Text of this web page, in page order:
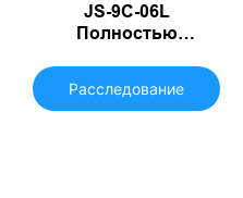
JS-9C-06L
Полностью
выдувания ПЭТ-
Расследование